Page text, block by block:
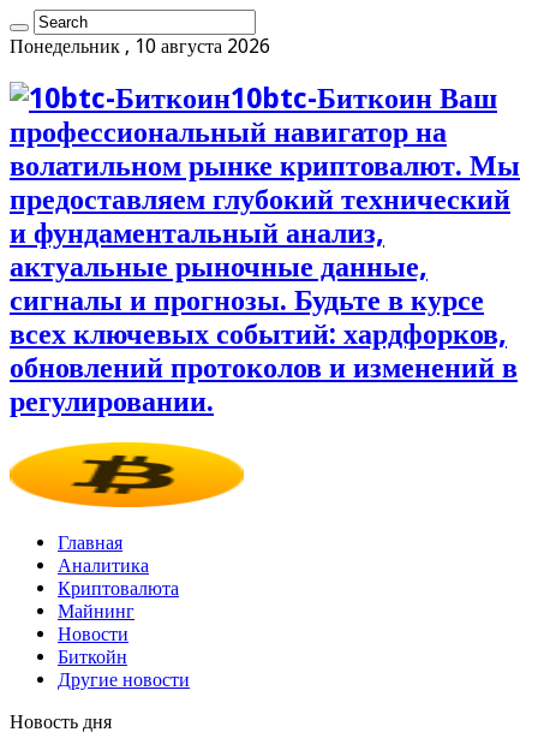
Понедельник , 10 августа 2026
10btc-Биткоин Ваш
профессиональный навигатор на
волатильном рынке криптовалют. Мы
предоставляем глубокий технический
и фундаментальный анализ,
актуальные рыночные данные,
сигналы и прогнозы. Будьте в курсе
всех ключевых событий: хардфорков,
обновлений протоколов и изменений в
регулировании.
Главная
Аналитика
Криптовалюта
Майнинг
Новости
Биткойн
Другие новости
Новость дня